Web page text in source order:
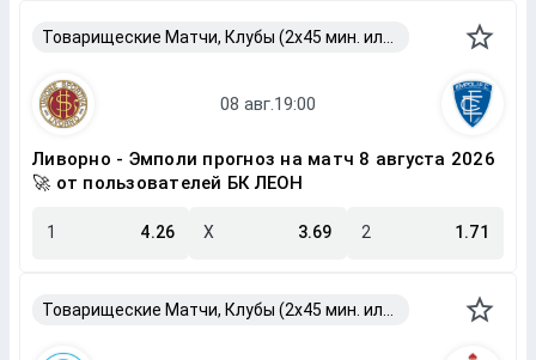
Ливорно - Эмполи прогноз на матч 8 августа 2026
🚀 от пользователей БК ЛЕОН
1 4.26 X 3.69 2 1.71